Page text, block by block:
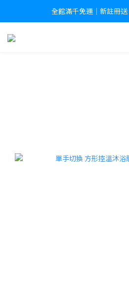
全館滿千免運｜新註冊
全館滿千免運｜新註冊
註冊後即享會員專